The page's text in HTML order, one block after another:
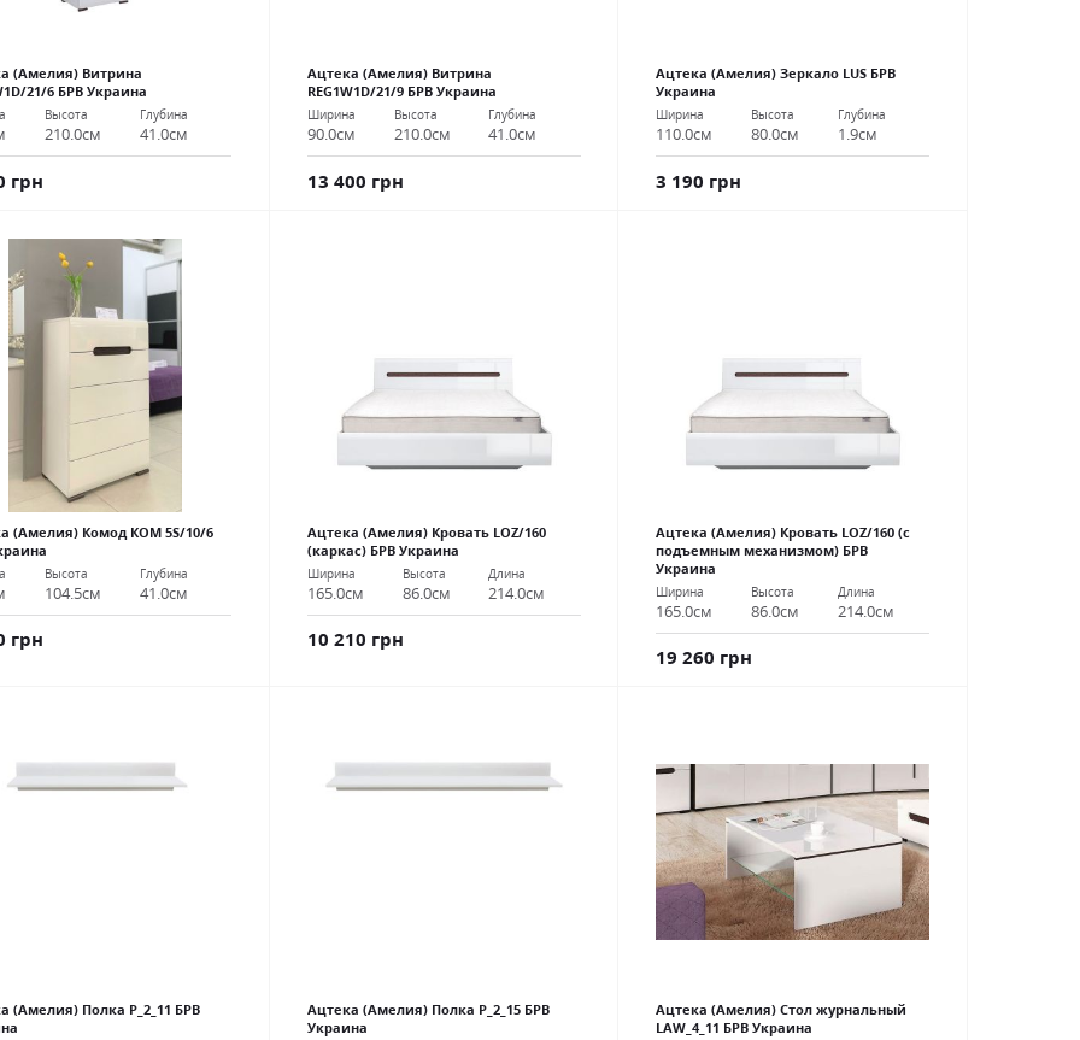
(Амелия) Витрина
21/6 БРВ Украина
Высота
210.0см
Глубина
41.0см
грн
Ацтека (Амелия) Витрина
REG1W1D/21/9 БРВ Украина
Ширина
90.0см
Высота
210.0см
Глубина
41.0см
13 400 грн
Ацтека (Амелия) Зеркало LUS БРВ
Украина
Ширина
110.0см
Высота
80.0см
Глубина
1.9см
3 190 грн
(Амелия) Комод КОМ 5S/10/6
Высота
104.5см
Глубина
41.0см
грн
Ацтека (Амелия) Кровать LOZ/160
(каркас) БРВ Украина
Ширина
165.0см
Высота
86.0см
Длина
214.0см
10 210 грн
Ацтека (Амелия) Кровать LOZ/160 (с
подъемным механизмом) БРВ
Украина
Ширина
165.0см
Высота
86.0см
Длина
214.0см
19 260 грн
(Амелия) Полка Р_2_11 БРВ
Ацтека (Амелия) Полка Р_2_15 БРВ
Украина
Ацтека (Амелия) Стол журнальный
LAW_4_11 БРВ Украина